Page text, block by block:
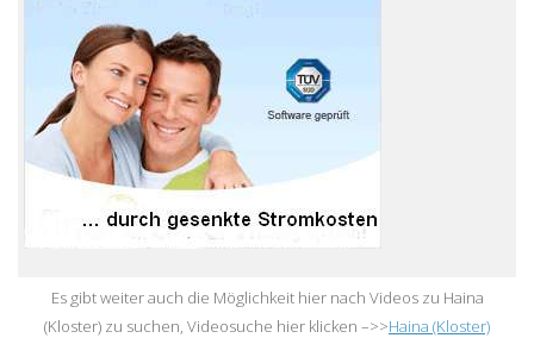
Es gibt weiter auch die Möglichkeit hier nach Videos zu Haina
(Kloster) zu suchen, Videosuche hier klicken –>>Haina (Kloster)